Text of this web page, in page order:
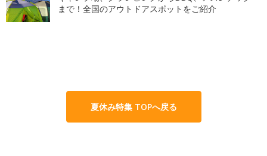
まで！全国のアウトドアスポットをご紹介
夏休み特集 TOPへ戻る